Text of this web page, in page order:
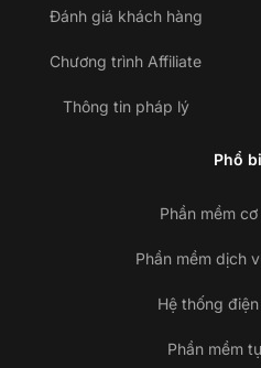
Đánh giá khách hàng
Chương trình Affiliate
Thông tin pháp lý
Phổ
Phần mềm
Phần mềm dịch
Hệ thống
Phần mềm